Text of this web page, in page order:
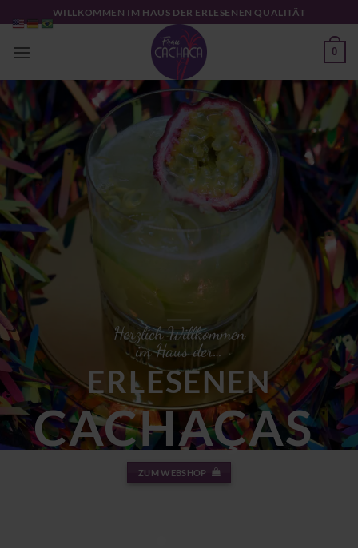
Inhalt
springen
WILLKOMMEN IM HAUS DER ERLESENEN QUALITÄT
0
Herzlich Willkommen
im Haus der…
ERLESENEN
CACHAÇAS
ZUM WEBSHOP